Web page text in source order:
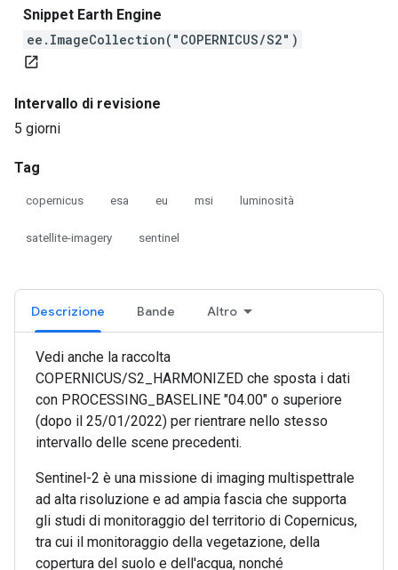
Snippet Earth Engine
ee.ImageCollection("COPERNICUS/S2")
open_in_new
Intervallo di revisione
5 giorni
Tag
copernicus esa eu msi luminosità
satellite-imagery sentinel
Descrizione Bande Altro
Vedi anche la raccolta
COPERNICUS/S2_HARMONIZED che sposta i dati
con PROCESSING_BASELINE "04.00" o superiore
(dopo il 25/01/2022) per rientrare nello stesso
intervallo delle scene precedenti.
Sentinel-2 è una missione di imaging multispettrale
ad alta risoluzione e ad ampia fascia che supporta
gli studi di monitoraggio del territorio di Copernicus,
tra cui il monitoraggio della vegetazione, della
copertura del suolo e dell'acqua, nonché